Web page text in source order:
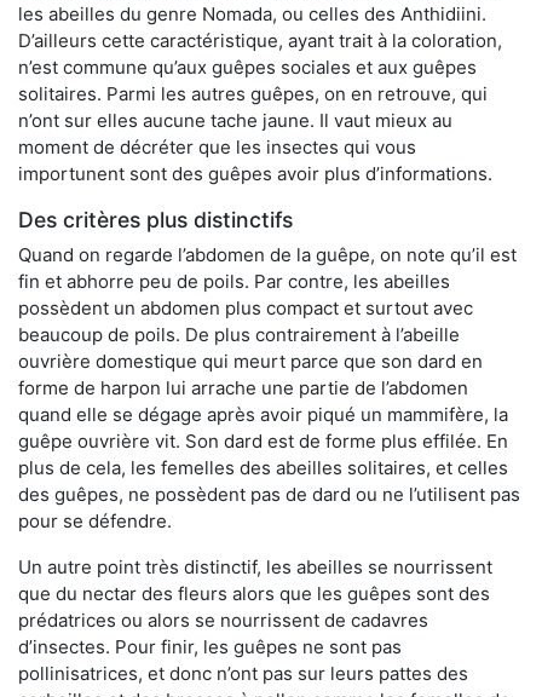
les abeilles du genre Nomada, ou celles des Anthidiini.
D’ailleurs cette caractéristique, ayant trait à la coloration,
n’est commune qu’aux guêpes sociales et aux guêpes
solitaires. Parmi les autres guêpes, on en retrouve, qui
n’ont sur elles aucune tache jaune. Il vaut mieux au
moment de décréter que les insectes qui vous
importunent sont des guêpes avoir plus d’informations.
Des critères plus distinctifs
Quand on regarde l’abdomen de la guêpe, on note qu’il est
fin et abhorre peu de poils. Par contre, les abeilles
possèdent un abdomen plus compact et surtout avec
beaucoup de poils. De plus contrairement à l’abeille
ouvrière domestique qui meurt parce que son dard en
forme de harpon lui arrache une partie de l’abdomen
quand elle se dégage après avoir piqué un mammifère, la
guêpe ouvrière vit. Son dard est de forme plus effilée. En
plus de cela, les femelles des abeilles solitaires, et celles
des guêpes, ne possèdent pas de dard ou ne l’utilisent pas
pour se défendre.
Un autre point très distinctif, les abeilles se nourrissent
que du nectar des fleurs alors que les guêpes sont des
prédatrices ou alors se nourrissent de cadavres
d’insectes. Pour finir, les guêpes ne sont pas
pollinisatrices, et donc n’ont pas sur leurs pattes des